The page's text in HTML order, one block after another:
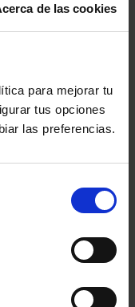
de las cookies
para mejorar tu
tus opciones
las preferencias.